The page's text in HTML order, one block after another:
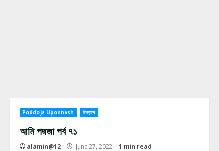
Poddoja Uponnash উপন্যাস
আমি পদ্মজা পর্ব ৭১
alamin@12 June 27, 2022 1 min read